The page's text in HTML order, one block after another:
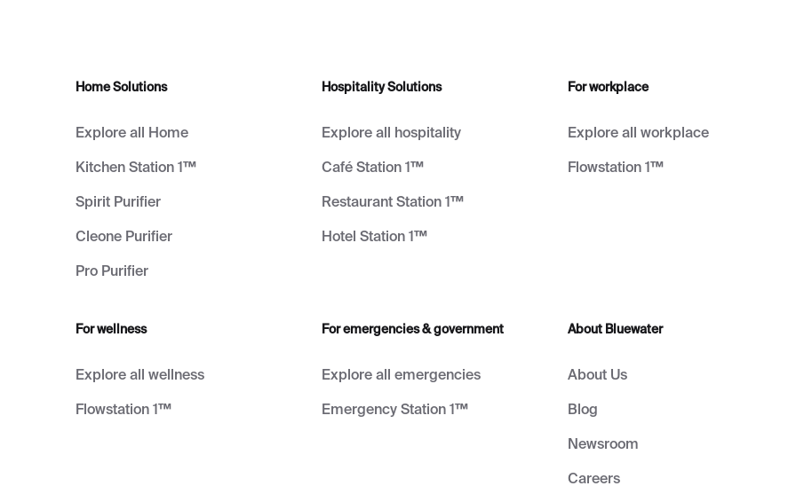
Home Solutions
Explore all Home
Kitchen Station 1™
Spirit Purifier
Cleone Purifier
Pro Purifier
Hospitality Solutions
Explore all hospitality
Café Station 1™
Restaurant Station 1™
Hotel Station 1™
For workplace
Explore all workplace
Flowstation 1™
For wellness
Explore all wellness
Flowstation 1™
For emergencies & government
Explore all emergencies
Emergency Station 1™
About Bluewater
About Us
Blog
Newsroom
Careers